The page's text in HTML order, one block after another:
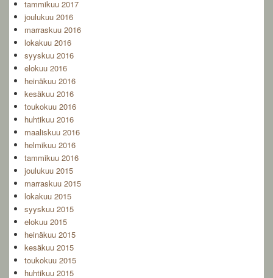
tammikuu 2017
joulukuu 2016
marraskuu 2016
lokakuu 2016
syyskuu 2016
elokuu 2016
heinäkuu 2016
kesäkuu 2016
toukokuu 2016
huhtikuu 2016
maaliskuu 2016
helmikuu 2016
tammikuu 2016
joulukuu 2015
marraskuu 2015
lokakuu 2015
syyskuu 2015
elokuu 2015
heinäkuu 2015
kesäkuu 2015
toukokuu 2015
huhtikuu 2015